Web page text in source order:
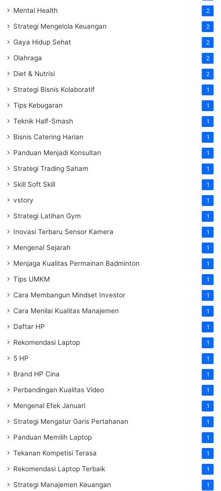
Mental Health 2
Strategi Mengelola Keuangan 2
Gaya Hidup Sehat 2
Olahraga 2
Diet & Nutrisi 2
Strategi Bisnis Kolaboratif 1
Tips Kebugaran 1
Teknik Half-Smash 1
Bisnis Catering Harian 1
Panduan Menjadi Konsultan 1
Strategi Trading Saham 1
Skill Soft Skill 1
vstory 1
Strategi Latihan Gym 1
Inovasi Terbaru Sensor Kamera 1
Mengenal Sejarah 1
Menjaga Kualitas Permainan Badminton 1
Tips UMKM 1
Cara Membangun Mindset Investor 1
Cara Menilai Kualitas Manajemen 1
Daftar HP 1
Rekomendasi Laptop 1
5 HP 1
Brand HP Cina 1
Perbandingan Kualitas Video 1
Mengenal Efek Januari 1
Strategi Mengatur Garis Pertahanan 1
Panduan Memilih Laptop 1
Tekanan Kompetisi Terasa 1
Rekomendasi Laptop Terbaik 1
Strategi Manajemen Keuangan 1